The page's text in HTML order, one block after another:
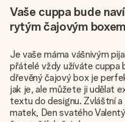
Vaše cuppa bude
rytým čajovým boxem
Je vaše máma vášnivým
přátelé vždy užíváte cuppa
dřevěný čajový box je
jak je, ale můžete ji udělat
textu do designu. Zvláštní a
matek, Den svatého